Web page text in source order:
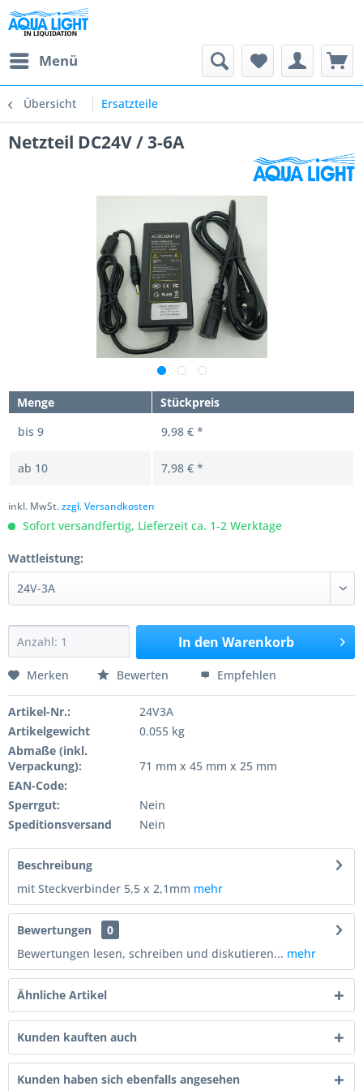
Menü
Übersicht Ersatzteile
Netzteil DC24V / 3-6A
Menge
Stückpreis
bis 9 9,98 € *
ab 10 7,98 € *
inkl. MwSt.zzgl. Versandkosten
Sofort versandfertig, Lieferzeit ca. 1-2 Werktage
Wattleistung:
In den Warenkorb
Merken Bewerten Empfehlen
Artikel-Nr.:
24V3A
Artikelgewicht
0.055 kg
Abmaße (inkl.
Verpackung):
71 mm x 45 mm x 25 mm
EAN-Code:
Sperrgut:
Nein
Speditionsversand
Nein
Beschreibung
mit Steckverbinder 5,5 x 2,1mm mehr
Bewertungen
0
Bewertungen lesen, schreiben und diskutieren... mehr
Ähnliche Artikel
Kunden kauften auch
Kunden haben sich ebenfalls angesehen